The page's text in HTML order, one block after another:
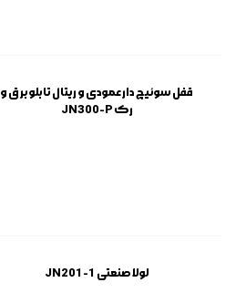
قفل سوئیچ دار عمودی و ریتال تابلو برق و
رک JN300-P
لولا صنعتی JN201-1